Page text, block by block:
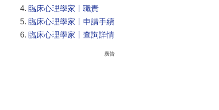
臨床心理學家丨職責
臨床心理學家丨申請手續
臨床心理學家丨查詢詳情
廣告